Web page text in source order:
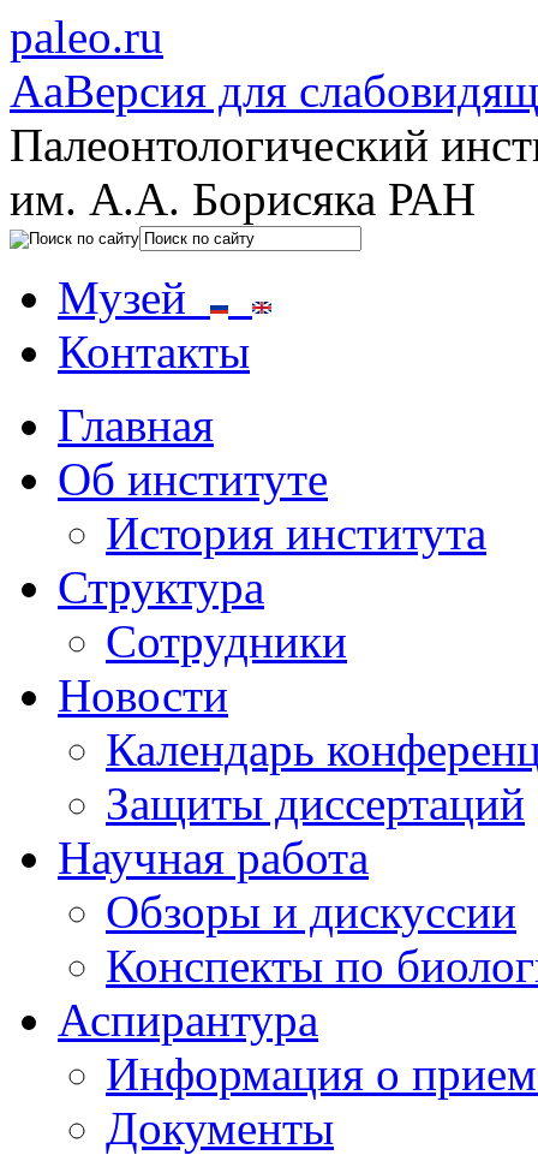
paleo.ru
AaВерсия для
Палеонтологический
им. А.А. Борисяка РАН
Музей
Контакты
Главная
Об институте
История института
Структура
Сотрудники
Новости
Календарь
Защиты диссертаций
Научная работа
Обзоры и дискуссии
Конспекты по
Аспирантура
Информация о
Документы